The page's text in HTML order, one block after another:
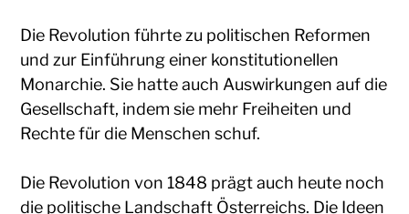
Die Revolution führte zu politischen Reformen
und zur Einführung einer konstitutionellen
Monarchie. Sie hatte auch Auswirkungen auf die
Gesellschaft, indem sie mehr Freiheiten und
Rechte für die Menschen schuf.
Die Revolution von 1848 prägt auch heute noch
die politische Landschaft Österreichs. Die Ideen